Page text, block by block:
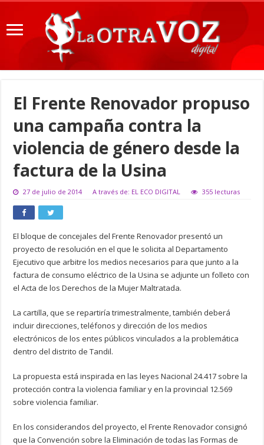
El Frente Renovador propuso
una campaña contra la
violencia de género desde la
factura de la Usina
27 de julio de 2014 A través de: EL ECO DIGITAL 355 lecturas
El bloque de concejales del Frente Renovador presentó un
proyecto de resolución en el que le solicita al Departamento
Ejecutivo que arbitre los medios necesarios para que junto a la
factura de consumo eléctrico de la Usina se adjunte un folleto con
el Acta de los Derechos de la Mujer Maltratada.
La cartilla, que se repartiría trimestralmente, también deberá
incluir direcciones, teléfonos y dirección de los medios
electrónicos de los entes públicos vinculados a la problemática
dentro del distrito de Tandil.
La propuesta está inspirada en las leyes Nacional 24.417 sobre la
protección contra la violencia familiar y en la provincial 12.569
sobre violencia familiar.
En los considerandos del proyecto, el Frente Renovador consignó
que la Convención sobre la Eliminación de todas las Formas de